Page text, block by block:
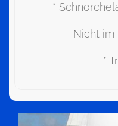
*
Nicht im
*